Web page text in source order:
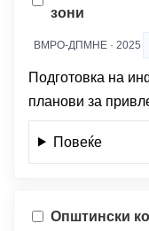
зони
ВМРО-ДПМНЕ · 2025
Подготовка на
планови за
Повеќе
Општински